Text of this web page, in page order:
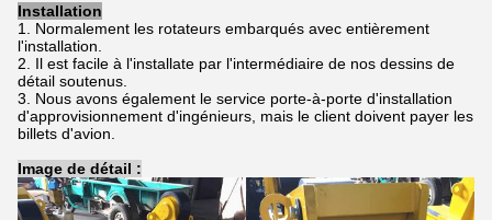
Installation
1. Normalement les rotateurs embarqués avec entièrement
l'installation.
2. Il est facile à l'installate par l'intermédiaire de nos dessins de
détail soutenus.
3. Nous avons également le service porte-à-porte d'installation
d'approvisionnement d'ingénieurs, mais le client doivent payer les
billets d'avion.
Image de détail :